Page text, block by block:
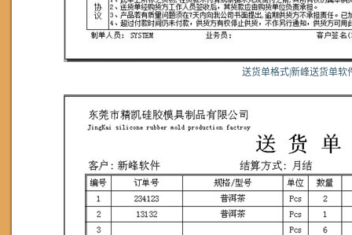
送货单格式|新峰送货单软